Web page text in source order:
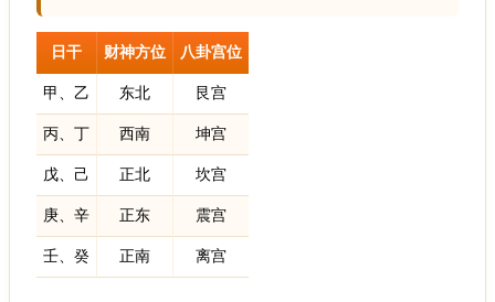
日干 财神方位 八卦宫位
甲、乙 东北 艮宫
丙、丁 西南 坤宫
戊、己 正北 坎宫
庚、辛 正东 震宫
壬、癸 正南 离宫